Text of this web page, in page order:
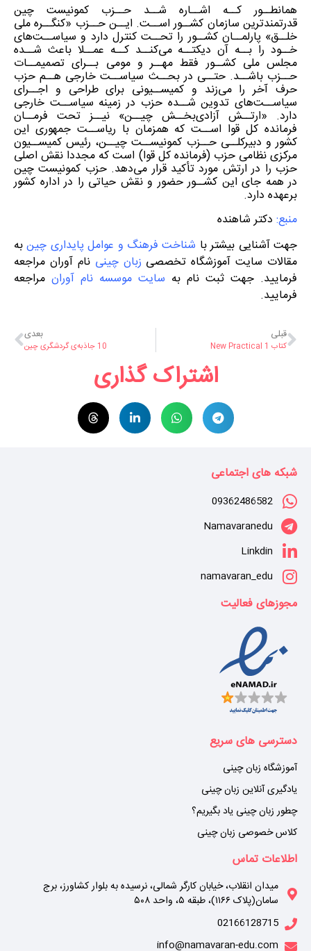
همانطــور کــه اشــاره شــد حــزب کمونیست چین
قدرتمندترین سازمان کشــور اســت. ایــن حــزب «کنگــره ملی
خلــق» پارلمــان کشــور را تحــت کنترل دارد و سیاســت‌های
خــود را بــه آن دیکتــه می‌کنــد کــه عمــلا باعث شــده
مجلس ملی کشــور فقط مهــر و مومی بــرای تصمیمــات
حــزب باشــد. حتــی در بحــث سیاســت خارجی هــم حزب
حرف آخر را می‌زند و کمیســیونی برای طراحی و اجــرای
سیاســت‌های تدوین شــده حزب در زمینه سیاســت خارجی
دارد. «ارتــش آزادی‌بخــش چیــن» نیــز تحت فرمــان
فرمانده کل قوا اســت که همزمان با ریاســت جمهوری این
کشور و دبیرکلــی حــزب کمونیســت چیــن، رئیس کمیســیون
مرکزی نظامی حزب (فرمانده کل قوا) است که مجددا نقش اصلی
حزب را در ارتش مورد تأکید قرار می‌دهد. حزب کمونیست چین
در همه جای این کشــور حضور و نقش حیاتی را در اداره کشور
برعهده دارد.
منبع: دکتر شاهنده
جهت آشنایی بیشتر با شناخت فرهنگ و عوامل پایداری چین به
مقالات سایت آموزشگاه تخصصی زبان چینی نام آوران مراجعه
فرمایید. جهت ثبت نام به سایت موسسه نام آوران مراجعه
فرمایید.
قبلی
کتاب New Practical 1
بعدی
10 جاذبه‌ی گردشگری چین
اشتراک گذاری
شبکه های اجتماعی
09362486582
Namavaranedu
Linkdin
namavaran_edu
مجوزهای فعالیت
دسترسی های سریع
آموزشگاه زبان چینی
یادگیری آنلاین زبان چینی
چطور زبان چینی یاد بگیریم؟
کلاس خصوصی زبان چینی
اطلاعات تماس
میدان انقلاب، خیابان کارگر شمالی، نرسیده به بلوار کشاورز، برج
سامان(پلاک ۱۱۶۶)، طبقه ۵، واحد ۵۰۸
02166128715
info@namavaran-edu.com